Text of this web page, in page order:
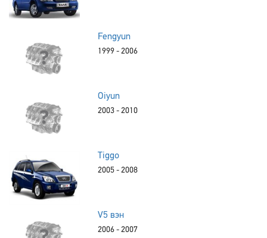
Fengyun
1999 - 2006
Oiyun
2003 - 2010
Tiggo
2005 - 2008
V5 вэн
2006 - 2007